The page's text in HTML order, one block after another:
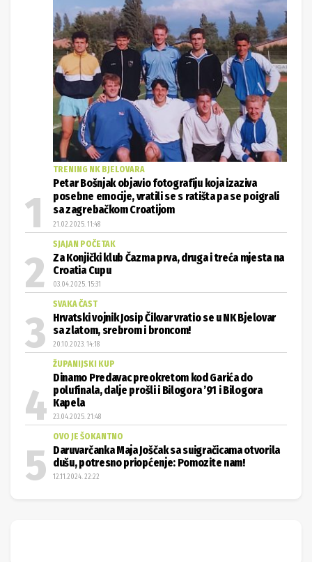
TRENING NK BJELOVARA
Petar Bošnjak objavio fotografiju koja izaziva
posebne emocije, vratili se s ratišta pa se poigrali
sa zagrebačkom Croatijom
21.02.2025. 11:48
SJAJAN POČETAK
Za Konjički klub Čazma prva, druga i treća mjesta na
Croatia Cupu
03.04.2025. 15:31
SVAKA ČAST
Hrvatski vojnik Josip Čikvar vratio se u NK Bjelovar
sa zlatom, srebrom i broncom!
20.10.2023. 14:18
ŽUPANIJSKI KUP
Dinamo Predavac preokretom kod Garića do
polufinala, dalje prošli i Bilogora ’91 i Bilogora
Kapela
23.04.2025. 21:48
OVO JE ŠOKANTNO
Daruvarčanka Maja Joščak sa suigračicama otvorila
dušu, potresno priopćenje: Pomozite nam!
12.11.2024. 22:22